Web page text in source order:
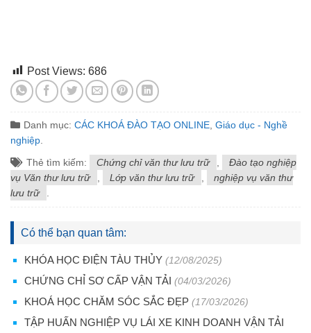
Post Views: 686
Danh mục: CÁC KHOÁ ĐÀO TẠO ONLINE, Giáo dục - Nghề
nghiệp.
Thẻ tìm kiếm:
Chứng chỉ văn thư lưu trữ ,
Đào tạo nghiệp
vụ Văn thư lưu trữ
, Lớp văn thư lưu trữ ,
nghiệp vụ văn thư
lưu trữ
.
Có thể bạn quan tâm:
KHÓA HỌC ĐIỆN TÀU THỦY (12/08/2025)
CHỨNG CHỈ SƠ CẤP VẬN TẢI (04/03/2026)
KHOÁ HỌC CHĂM SÓC SẮC ĐẸP (17/03/2026)
TẬP HUẤN NGHIỆP VỤ LÁI XE KINH DOANH VẬN TẢI